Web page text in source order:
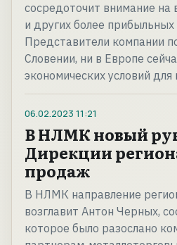
сосредоточит внимание
и других более прибыльных
Представители компании
Словении, ни в Европе
экономических условий
06.02.2023 11:21
В НЛМК новый
Дирекции
продаж
В НЛМК направление
возглавит Антон Черных,
которое было разослано